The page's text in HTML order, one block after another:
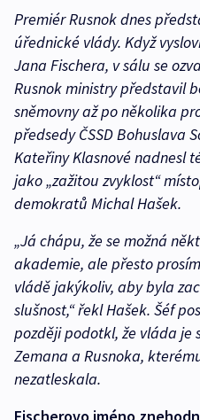
Premiér Rusnok dnes
úřednické vlády. Když
Jana Fischera, v sálu se
Rusnok ministry představil
sněmovny až po několika
předsedy ČSSD Bohuslava
Kateřiny Klasnové nadnesl
jako „zažitou zvyklost“
demokratů Michal Hašek.
„Já chápu, že se možná
akademie, ale přesto
vládě jakýkoliv, aby byla
slušnost,“ řekl Hašek. Šéf
později podotkl, že vláda je
Zemana a Rusnoka,
nezatleskala.
Fischerovo jméno